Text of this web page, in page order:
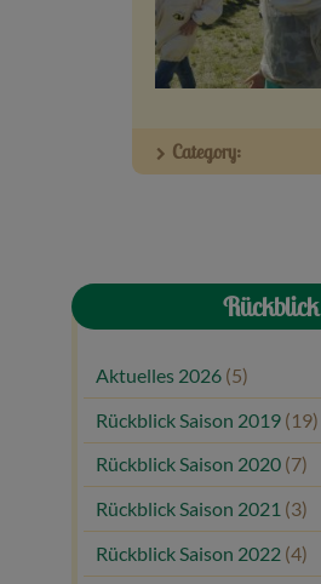
Videos
Veranstaltungen
Baumpaten
Category:
Rückblick
Aktuelles 2026 (5)
Rückblick Saison 2019 (19)
Rückblick Saison 2020 (7)
Rückblick Saison 2021 (3)
Rückblick Saison 2022 (4)